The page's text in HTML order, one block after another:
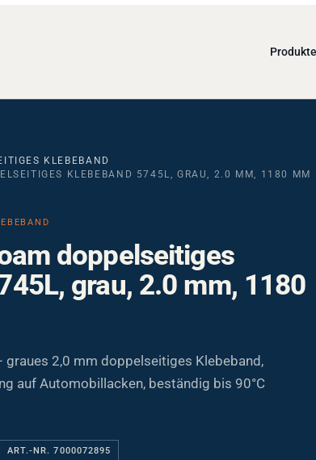
Produkte
KLEBEBAND
KLEBEBAND 5745L, GRAU, 2.0 MM, 1180 MM
doppelseitiges
grau, 2.0 mm, 1180
2,0 mm doppelseitiges Klebeband,
auf Automobillacken, beständig bis 90°C
ART.-NR. 7000072895